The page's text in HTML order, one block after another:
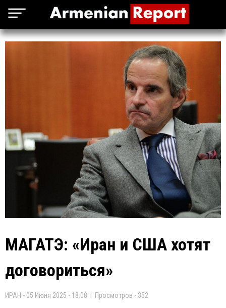
МАГАТЭ: «Иран и США хотят
договориться»
ИРАН - 05 Июня 2025 - 18:08 | Просмотров - 352